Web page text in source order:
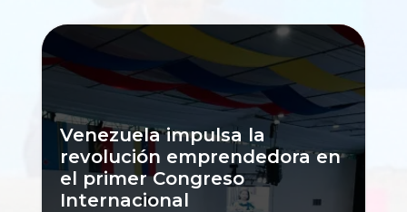
Venezuela impulsa la
revolución emprendedora en
el primer Congreso
Internacional